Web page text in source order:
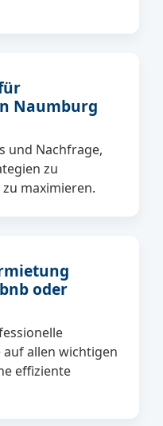
Naumburg
und Nachfrage,
zu
maximieren.
oder
allen wichtigen
effiziente